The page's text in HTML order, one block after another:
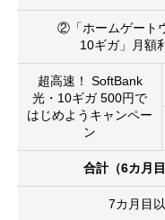
②「ホームゲート
10ギガ」月額
超高速！ SoftBank
光・10ギガ 500円で
はじめようキャンペー
ン
合計（6カ月目
7カ月目